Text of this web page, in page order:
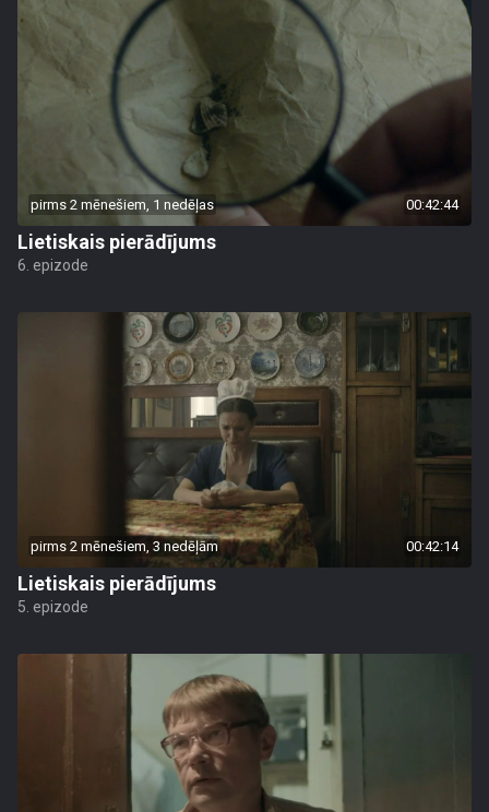
pirms 2 mēnešiem, 1 nedēļas 00:42:44
Lietiskais pierādījums
6. epizode
pirms 2 mēnešiem, 3 nedēļām 00:42:14
Lietiskais pierādījums
5. epizode